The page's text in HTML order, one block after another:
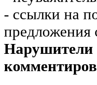
- ссылки на
предложения
Нарушители